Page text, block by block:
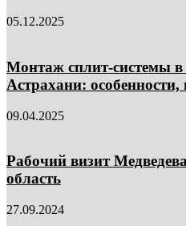
05.12.2025
Монтаж сплит-системы в
Астрахани:
09.04.2025
Рабочий визит
область
27.09.2024